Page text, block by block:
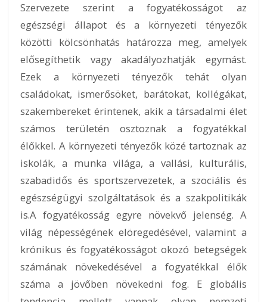
Szervezete szerint a fogyatékosságot az
egészségi állapot és a környezeti tényezők
közötti kölcsönhatás határozza meg, amelyek
elősegíthetik vagy akadályozhatják egymást.
Ezek a környezeti tényezők tehát olyan
családokat, ismerősöket, barátokat, kollégákat,
szakembereket érintenek, akik a társadalmi élet
számos területén osztoznak a fogyatékkal
élőkkel. A környezeti tényezők közé tartoznak az
iskolák, a munka világa, a vallási, kulturális,
szabadidős és sportszervezetek, a szociális és
egészségügyi szolgáltatások és a szakpolitikák
is.A fogyatékosság egyre növekvő jelenség. A
világ népességének elöregedésével, valamint a
krónikus és fogyatékosságot okozó betegségek
számának növekedésével a fogyatékkal élők
száma a jövőben növekedni fog. E globális